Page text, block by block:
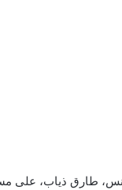
طارق ذياب، على